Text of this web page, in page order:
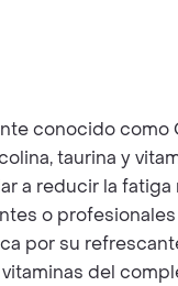
conocido
taurina y
a reducir la fatiga
o
por su
del